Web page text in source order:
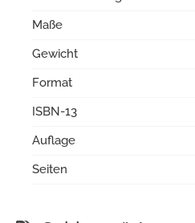
Maße
Gewicht
Format
ISBN-13
Auflage
Seiten